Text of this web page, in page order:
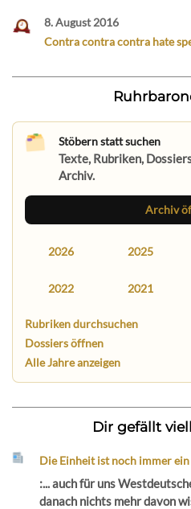
8. August 2016
Contra contra contra hate
Stöbern statt suchen
Texte, Rubriken,
Archiv.
Archiv
2026 2025
2022 2021
Rubriken durchsuchen
Dossiers öffnen
Alle Jahre anzeigen
Dir gefällt
Die Einheit ist noch immer ein
:... auch für uns
danach nichts mehr davon